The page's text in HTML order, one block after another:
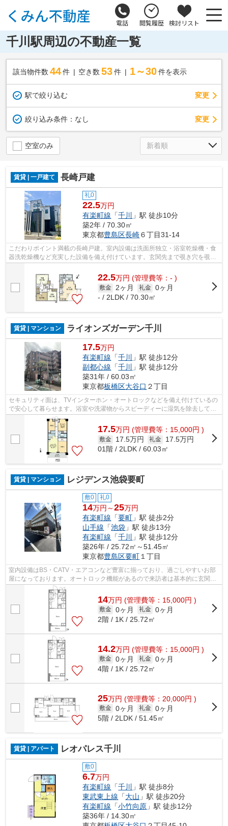
電話 閲覧履歴 検討リスト
千川駅周辺の不動産一覧
該当物件数 44件 空き数 53 件 1～30 件を表示
駅で絞り込む 変更
絞り込み条件： なし 変更
空室のみ
賃貸 | 一戸建て 長崎戸建
礼0
22.5万円
有楽町線 「千川
」駅 徒歩10分
築2年 / 70.30㎡
東京都豊島区長崎６丁目31-14
こだわりポイント満載の長崎戸建。室内設備は洗面所独立・浴室乾燥機・食
器洗乾燥機など充実した設備を備え付けています。玄関先まで覗き穴を覗き
に行かなくてもインターホン越しに誰...
22.5万円 (管理費等：- )
敷金 2ヶ月 礼金 0ヶ月
- / 2LDK / 70.30㎡
賃貸 | マンション ライオンズガーデン千川
17.5万円
有楽町線 「千川 」駅 徒歩12分
副都心線 「千川 」駅 徒歩12分
築31年 / 60.03㎡
東京都板橋区大谷口 ２丁目
セキュリティ面は、TVインターホン・オートロックなどを備え付けているの
で安心して暮らせます。浴室や洗濯物からスピーディーに湿気を除去してカ
ビを防げる、浴室乾燥機付きの物件で...
17.5万円 (管理費等：15,000円 )
敷金 17.5万円 礼金
17.5万円
01階 / 2LDK / 60.03㎡
賃貸 | マンション レジデンス池袋要町
敷0 礼0
14万円～25万円
有楽町線 「要町 」駅 徒歩2分
山手線 「池袋 」駅 徒歩13分
有楽町線 「千川
」駅 徒歩12分
築26年 / 25.72㎡～51.45㎡
東京都豊島区要町１丁目
室内設備はBS・CATV・エアコンなど豊富に揃っており、過ごしやすいお部
屋になっております。オートロック機能があるので来訪者は基本的に玄関先
まで来ることがなく防犯対策につながり...
14万円 (管理費等：15,000円 )
敷金 0ヶ月 礼金 0ヶ月
2階 / 1K / 25.72㎡
14.2万円 (管理費等：15,000円 )
敷金 0ヶ月 礼金 0ヶ月
4階 / 1K / 25.72㎡
25万円 (管理費等：20,000円 )
敷金 0ヶ月 礼金 0ヶ月
5階 / 2LDK / 51.45㎡
賃貸 | アパート レオパレス千川
敷0
6.7万円
有楽町線 「千川
」駅 徒歩8分
東武東上線 「大山 」駅 徒歩20分
有楽町線 「小竹向原 」駅 徒歩12分
築36年 / 14.30㎡